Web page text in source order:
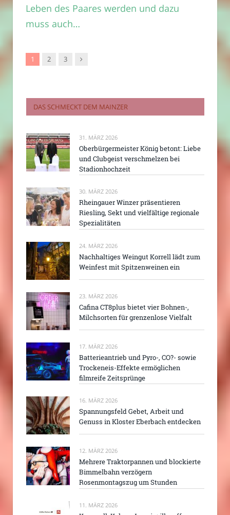
Leben des Paares werden und dazu
muss auch…
1 2 3 Nachfolger
DAS SCHMECKT DEM MAINZER
31. MÄRZ 2026
Oberbürgermeister König betont: Liebe
und Clubgeist verschmelzen bei
Stadionhochzeit
30. MÄRZ 2026
Rheingauer Winzer präsentieren
Riesling, Sekt und vielfältige regionale
Spezialitäten
24. MÄRZ 2026
Nachhaltiges Weingut Korrell lädt zum
Weinfest mit Spitzenweinen ein
23. MÄRZ 2026
Cafina CT8plus bietet vier Bohnen-,
Milchsorten für grenzenlose Vielfalt
17. MÄRZ 2026
Batterieantrieb und Pyro-, CO?- sowie
Trockeneis-Effekte ermöglichen
filmreife Zeitsprünge
16. MÄRZ 2026
Spannungsfeld Gebet, Arbeit und
Genuss in Kloster Eberbach entdecken
12. MÄRZ 2026
Mehrere Traktorpannen und blockierte
Bimmelbahn verzögern
Rosenmontagszug um Stunden
11. MÄRZ 2026